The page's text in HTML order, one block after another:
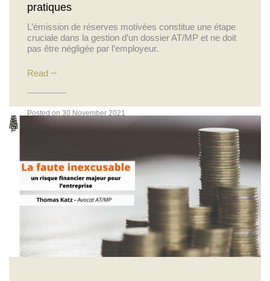
pratiques
L’émission de réserves motivées constitue une étape
cruciale dans la gestion d’un dossier AT/MP et ne doit
pas être négligée par l’employeur.
Read
Posted on 30 November 2021
Actualités